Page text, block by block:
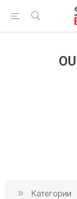
Категории